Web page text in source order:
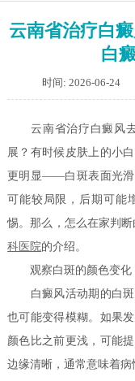
云南省治疗白
白
时间: 2026-06-24
云南省治疗白癜风去
展？有时候皮肤上的小
更明显——白斑表面光滑
可能较局限，后期可能
惕。那么，怎么在家判
科医院的介绍。
观察白斑的颜色变化
白癜风活动期的白斑
也可能变得模糊。如果
颜色比之前更浅，可能
边缘清晰，通常意味着病